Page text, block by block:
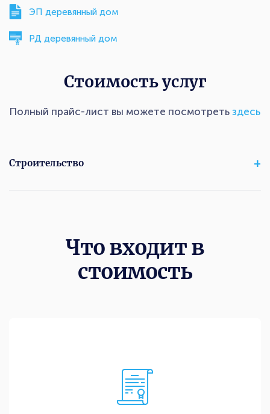
ЭП деревянный дом
РД деревянный дом
Стоимость услуг
Полный прайс-лист вы можете посмотреть здесь
Строительство
Что входит в
стоимость